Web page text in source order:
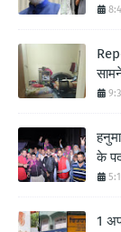
के
1